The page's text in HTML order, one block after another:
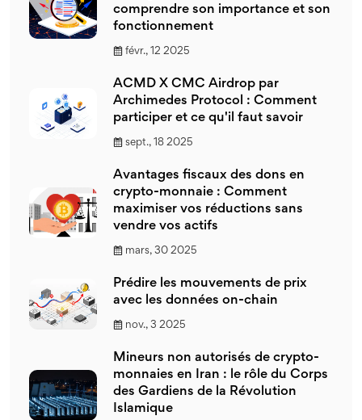
comprendre son importance et son
fonctionnement
févr., 12 2025
ACMD X CMC Airdrop par
Archimedes Protocol : Comment
participer et ce qu'il faut savoir
sept., 18 2025
Avantages fiscaux des dons en
crypto-monnaie : Comment
maximiser vos réductions sans
vendre vos actifs
mars, 30 2025
Prédire les mouvements de prix
avec les données on-chain
nov., 3 2025
Mineurs non autorisés de crypto-
monnaies en Iran : le rôle du Corps
des Gardiens de la Révolution
Islamique